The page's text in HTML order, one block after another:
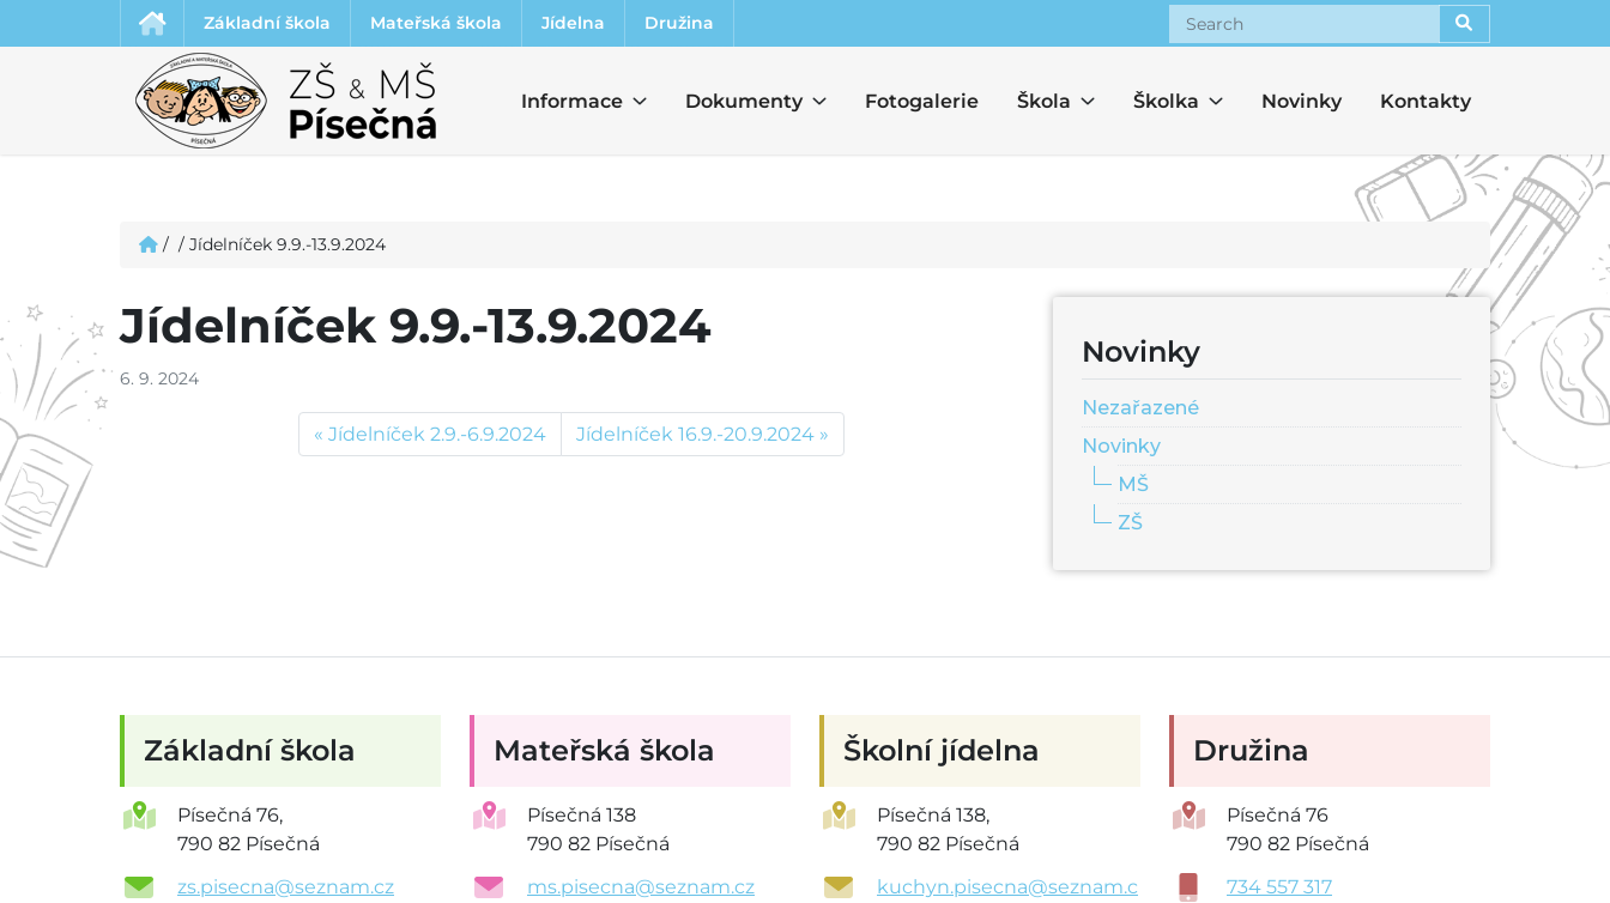
Základní škola Mateřská škola Jídelna
Družina
Search
Informace Dokumenty Fotogalerie Škola Školka Novinky Kontakty
/ / Jídelníček 9.9.-13.9.2024
Jídelníček 9.9.-13.9.2024
6. 9. 2024
Jídelníček 2.9.-6.9.2024 Jídelníček 16.9.-20.9.2024
Novinky
Nezařazené
Novinky
MŠ
ZŠ
Základní škola
Písečná 76,
790 82 Písečná
zs.pisecna@seznam.cz
Mateřská škola
Písečná 138
790 82 Písečná
ms.pisecna@seznam.cz
Školní jídelna
Písečná 138,
790 82 Písečná
kuchyn.pisecna@seznam.c
Družina
Písečná 76
790 82 Písečná
734 557 317